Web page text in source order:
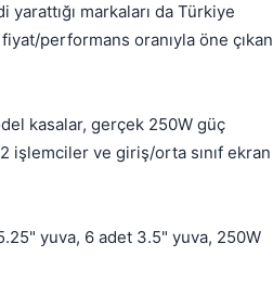
markaları da Türkiye
performans oranıyla öne çıkan
kasalar, gerçek 250W güç
işlemciler ve giriş/orta sınıf ekran
yuva, 6 adet 3.5" yuva, 250W